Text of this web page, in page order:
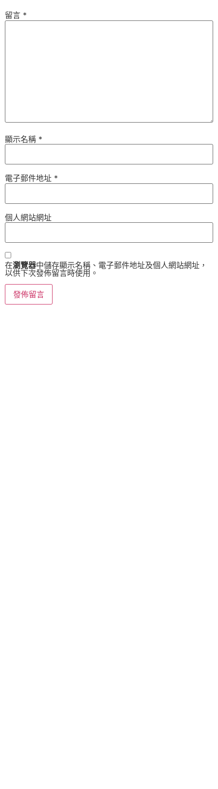
留言 *
顯示名稱 *
電子郵件地址 *
個人網站網址
在瀏覽器中儲存顯示名稱、電子郵件地址及個人網站網址，
以供下次發佈留言時使用。